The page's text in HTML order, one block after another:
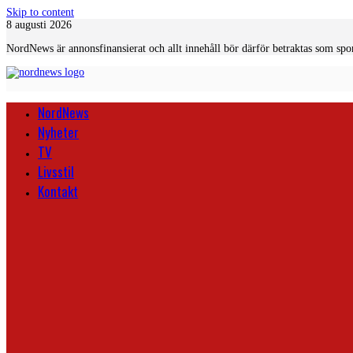
Skip to content
8 augusti 2026
NordNews är annonsfinansierat och allt innehåll bör därför betraktas som
NordNews
Nyheter
TV
Livsstil
Kontakt